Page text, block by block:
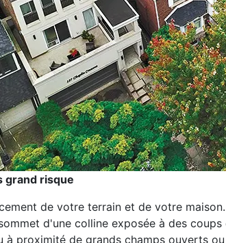
grand risque
de votre terrain et de votre
d'une colline exposée à des
à proximité de grands champs ouverts